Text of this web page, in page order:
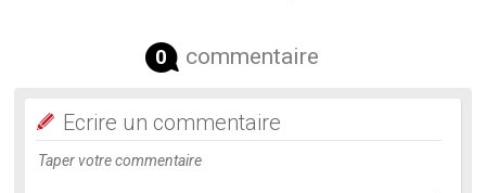
0 commentaire
Ecrire un commentaire